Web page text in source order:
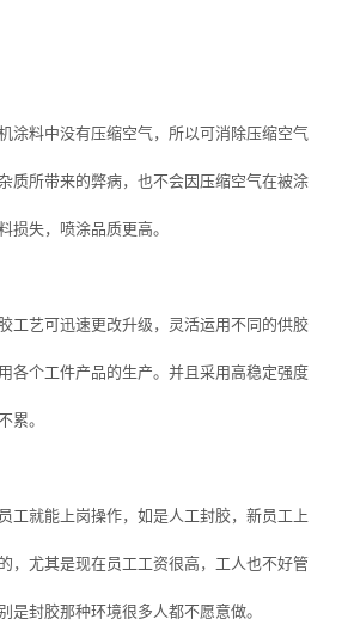
料中没有压缩空气，所以可消除压缩空气
质所带来的弊病，也不会因压缩空气在被涂
损失，喷涂品质更高。
艺可迅速更改升级，灵活运用不同的供胶
各个工件产品的生产。并且采用高稳定强度
累。
就能上岗操作，如是人工封胶，新员工上
，尤其是现在员工工资很高，工人也不好管
是封胶那种环境很多人都不愿意做。